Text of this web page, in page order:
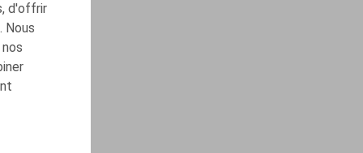
d'offrir
Nous